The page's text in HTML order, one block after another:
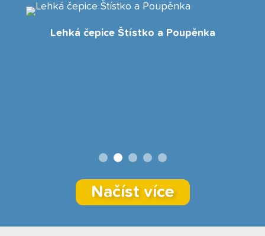
Lehká čepice Štístko a Poupěnka
Načíst více